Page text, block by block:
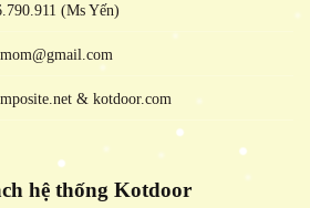
(Ms Yến)
& kotdoor.com
hệ thống Kotdoor